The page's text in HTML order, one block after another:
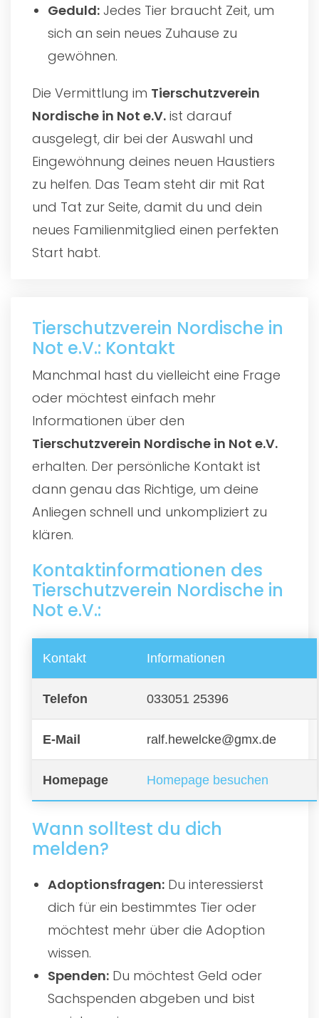
Geduld: Jedes Tier braucht Zeit, um
sich an sein neues Zuhause zu
gewöhnen.
Die Vermittlung im Tierschutzverein
Nordische in Not e.V. ist darauf
ausgelegt, dir bei der Auswahl und
Eingewöhnung deines neuen Haustiers
zu helfen. Das Team steht dir mit Rat
und Tat zur Seite, damit du und dein
neues Familienmitglied einen perfekten
Start habt.
Tierschutzverein Nordische in
Not e.V.: Kontakt
Manchmal hast du vielleicht eine Frage
oder möchtest einfach mehr
Informationen über den
Tierschutzverein Nordische in Not e.V.
erhalten. Der persönliche Kontakt ist
dann genau das Richtige, um deine
Anliegen schnell und unkompliziert zu
klären.
Kontaktinformationen des
Tierschutzverein Nordische in
Not e.V.:
Kontakt Informationen
Telefon 033051 25396
E-Mail ralf.hewelcke@gmx.de
Homepage Homepage besuchen
Wann solltest du dich
melden?
Adoptionsfragen: Du interessierst
dich für ein bestimmtes Tier oder
möchtest mehr über die Adoption
wissen.
Spenden: Du möchtest Geld oder
Sachspenden abgeben und bist